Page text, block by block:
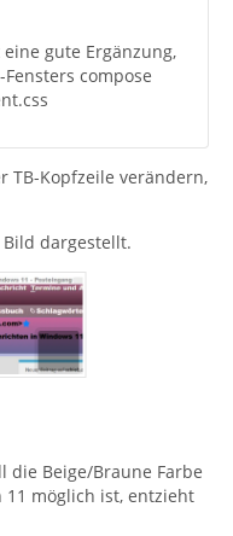
gute Ergänzung,
compose
TB-Kopfzeile verändern,
dargestellt.
die Beige/Braune Farbe
möglich ist, entzieht